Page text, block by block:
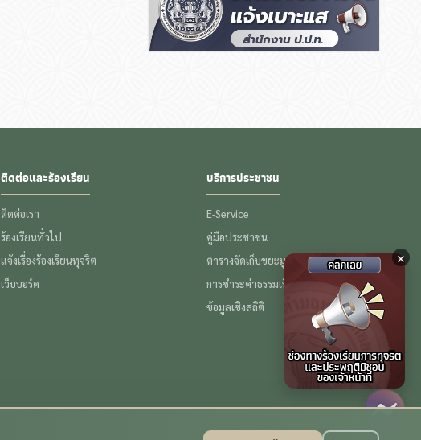
ติดต่อและร้องเรียน
ติดต่อเรา
ร้องเรียนทั่วไป
แจ้งเรื่องร้องเรียนทุจริต
เว็บบอร์ด
บริการประชาชน
E-Service
คู่มือประชาชน
ตารางจัดเก็บขยะมูลฝอย
การชำระค่าธรรมเนียมขยะ
ข้อมูลเชิงสถิติ
×